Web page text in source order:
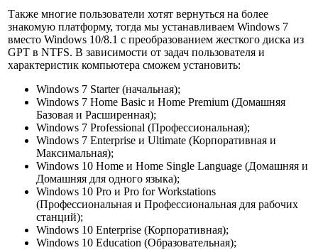
Также многие пользователи хотят вернуться на более
знакомую платформу, тогда мы устанавливаем Windows 7
вместо Windows 10/8.1 с преобразованием жесткого диска из
GPT в NTFS. В зависимости от задач пользователя и
характеристик компьютера сможем установить:
Windows 7 Starter (начальная);
Windows 7 Home Basic и Home Premium (Домашняя
Базовая и Расширенная);
Windows 7 Professional (Профессиональная);
Windows 7 Enterprise и Ultimate (Корпоративная и
Максимальная);
Windows 10 Home и Home Single Language (Домашняя и
Домашняя для одного языка);
Windows 10 Pro и Pro for Workstations
(Профессиональная и Профессиональная для рабочих
станций);
Windows 10 Enterprise (Корпоративная);
Windows 10 Education (Образовательная);